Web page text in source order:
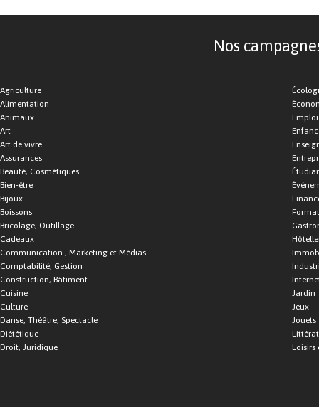
Nos
Agriculture
Alimentation
Animaux
Art
Art de vivre
Assurances
Beauté, Cosmétiques
Bien-être
Bijoux
Boissons
Bricolage, Outillage
Cadeaux
Communication , Marketing et Médias
Comptabilité, Gestion
Construction, Bâtiment
Cuisine
Culture
Danse, Théâtre, Spectacle
Diététique
Droit, Juridique
Emploi
Jardin
Jeux
Jouets
Loisirs